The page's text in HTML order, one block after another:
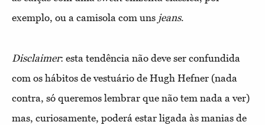
exemplo, ou a camisola com uns jeans.
Disclaimer: esta tendência não deve ser confundida
com os hábitos de vestuário de Hugh Hefner (nada
contra, só queremos lembrar que não tem nada a ver)
mas, curiosamente, poderá estar ligada às manias de